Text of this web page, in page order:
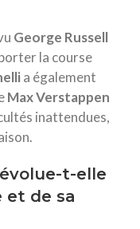
George Russell
la course
a également
Max Verstappen
inattendues,
t-elle
et de sa